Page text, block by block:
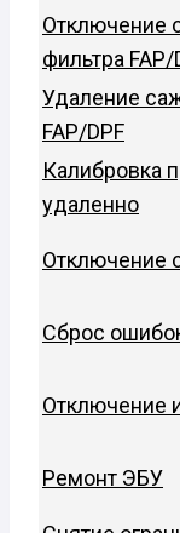
Отключение
фильтра FAP/
Удаление
FAP/DPF
Калибровка
удаленно
Отключение
Сброс
Отключение
Ремонт ЭБУ